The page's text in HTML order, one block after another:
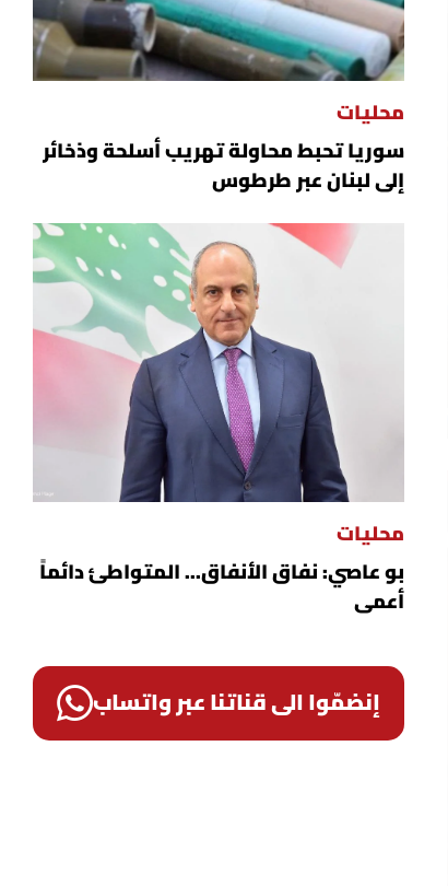
محليات
سوريا تحبط محاولة تهريب أسلحة وذخائر
إلى لبنان عبر طرطوس
محليات
بو عاصي: نفاق الأنفاق... المتواطئ دائماً
أعمى
إنضمّوا الى قناتنا عبر واتساب